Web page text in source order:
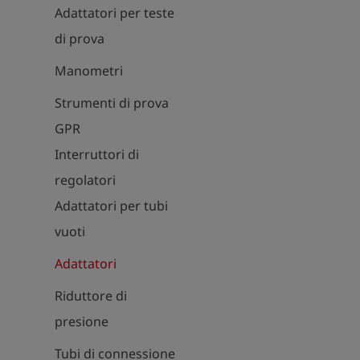
Adattatori per teste
di prova
Manometri
Strumenti di prova
GPR
Interruttori di
regolatori
Adattatori per tubi
vuoti
Adattatori
Riduttore di
presione
Tubi di connessione